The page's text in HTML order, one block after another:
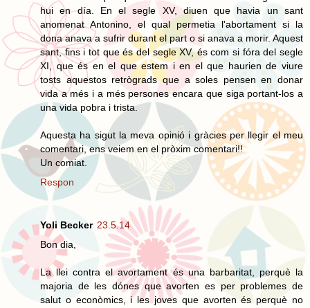
hui en día. En el segle XV, diuen que havia un sant
anomenat Antonino, el qual permetia l'abortament si la
dona anava a sufrir durant el part o si anava a morir. Aquest
sant, fins i tot que és del segle XV, és com si fóra del segle
XI, que és en el que estem i en el que haurien de viure
tosts aquestos retrògrads que a soles pensen en donar
vida a més i a més persones encara que siga portant-los a
una vida pobra i trista.
Aquesta ha sigut la meva opinió i gràcies per llegir el meu
comentari, ens veiem en el pròxim comentari!!
Un comiat.
Respon
Yoli Becker 23.5.14
Bon dia,
La llei contra el avortament és una barbaritat, perquè la
majoria de les dónes que avorten es per problemes de
salut o econòmics, i les joves que avorten és perquè no